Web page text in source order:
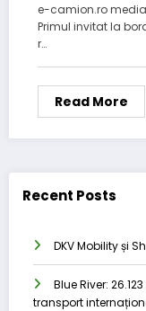
e-camion.ro media
Primul invitat la
r…
Read More
Recent Posts
DKV Mobility și
Blue River:
transport